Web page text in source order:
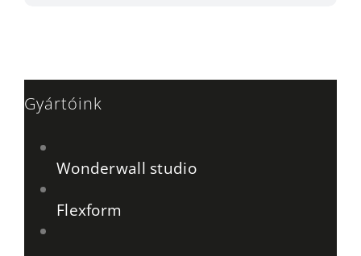
Gyártóink
Wonderwall studio
Flexform